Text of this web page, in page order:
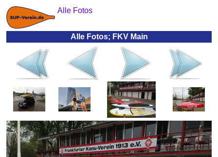
Alle Fotos
Alle Fotos; FKV Main